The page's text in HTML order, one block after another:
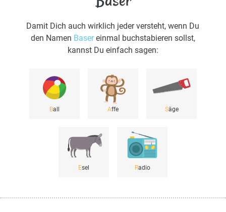
Damit Dich auch wirklich jeder versteht, wenn Du
den Namen Basereinmal buchstabieren sollst,
kannst Du einfach sagen:
Ball Affe Säge
Esel Radio